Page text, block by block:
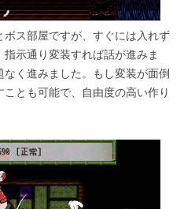
ス部屋ですが、すぐには入れず
示通り変装すれば話が進みま
く進みました。もし変装が面倒
とも可能で、自由度の高い作り